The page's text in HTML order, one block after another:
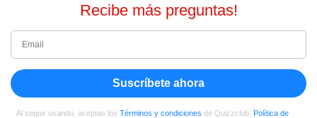
Recibe más preguntas!
Suscríbete ahora
Al seguir usando, aceptas los Términos y condiciones de Quizzclub, Política de